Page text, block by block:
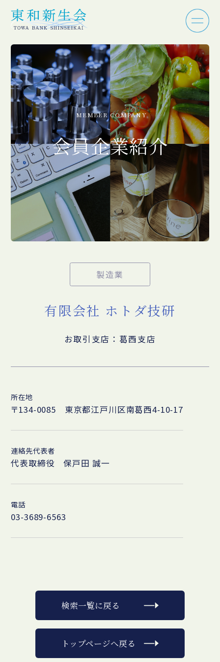
MEMBER COMPANY
会員企業紹介
製造業
有限会社 ホトダ技研
お取引支店：葛西支店
所在地
〒134-0085 東京都江戸川区南葛西4-10-17
連絡先代表者
代表取締役 保戸田 誠一
電話
03-3689-6563
検索一覧に戻る
トップページへ戻る